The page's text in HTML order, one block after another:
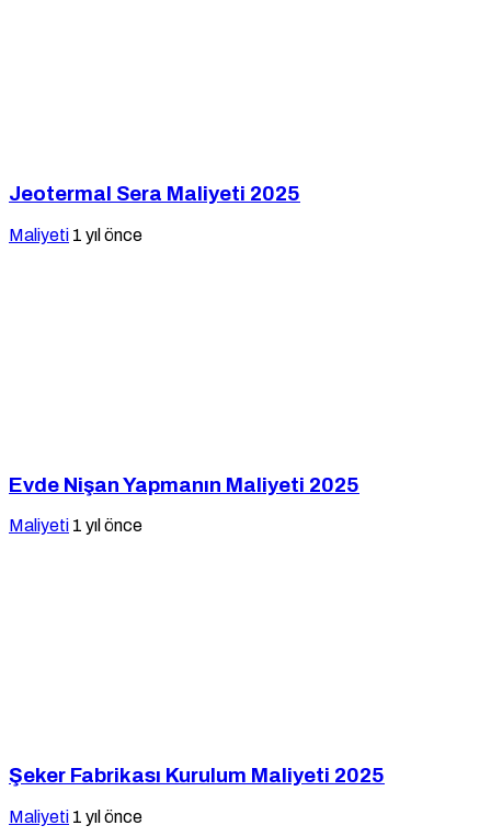
Jeotermal Sera Maliyeti 2025
Maliyeti 1 yıl önce
Evde Nişan Yapmanın Maliyeti 2025
Maliyeti 1 yıl önce
Şeker Fabrikası Kurulum Maliyeti 2025
Maliyeti 1 yıl önce